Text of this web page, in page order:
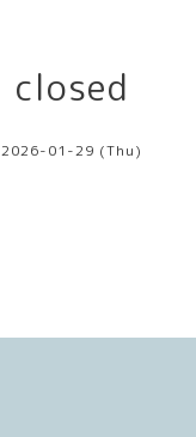
closed
2026-01-29 (Thu)